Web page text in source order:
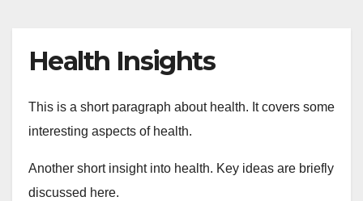
Health Insights
This is a short paragraph about health. It covers some
interesting aspects of health.
Another short insight into health. Key ideas are briefly
discussed here.